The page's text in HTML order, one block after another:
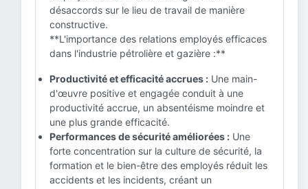
désaccords sur le lieu de travail de manière
constructive.
**L'importance des relations employés efficaces
dans l'industrie pétrolière et gazière :**
Productivité et efficacité accrues : Une main-
d'œuvre positive et engagée conduit à une
productivité accrue, un absentéisme moindre et
une plus grande efficacité.
Performances de sécurité améliorées : Une
forte concentration sur la culture de sécurité, la
formation et le bien-être des employés réduit les
accidents et les incidents, créant un